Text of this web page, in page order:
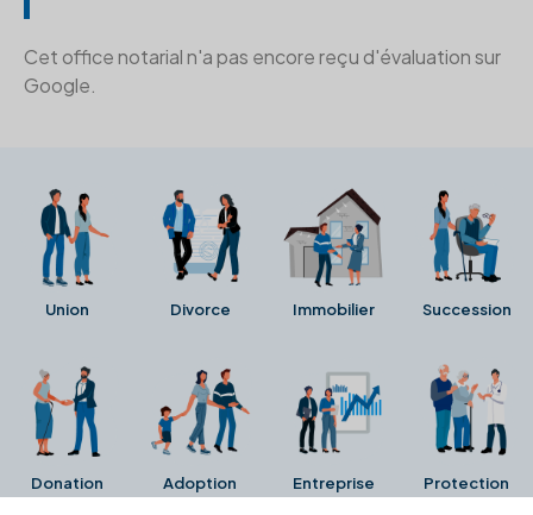
Cet office notarial n'a pas encore reçu d'évaluation sur
Google.
Union Divorce Immobilier Succession
Donation Adoption Entreprise Protection